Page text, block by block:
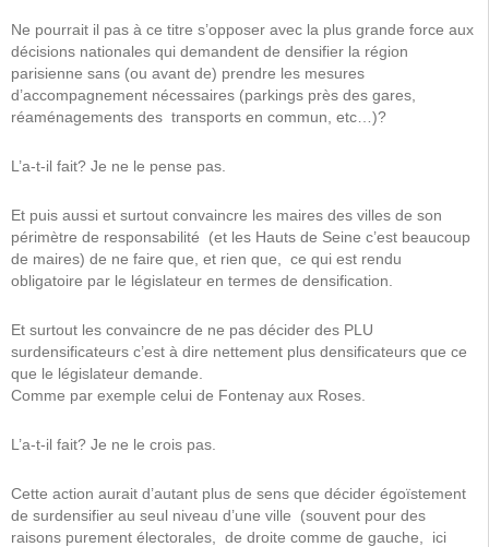
Ne pourrait il pas à ce titre s’opposer avec la plus grande force aux
décisions nationales qui demandent de densifier la région
parisienne sans (ou avant de) prendre les mesures
d’accompagnement nécessaires (parkings près des gares,
réaménagements des transports en commun, etc…)?
L’a-t-il fait? Je ne le pense pas.
Et puis aussi et surtout convaincre les maires des villes de son
périmètre de responsabilité (et les Hauts de Seine c’est beaucoup
de maires) de ne faire que, et rien que, ce qui est rendu
obligatoire par le législateur en termes de densification.
Et surtout les convaincre de ne pas décider des PLU
surdensificateurs c’est à dire nettement plus densificateurs que ce
que le législateur demande.
Comme par exemple celui de Fontenay aux Roses.
L’a-t-il fait? Je ne le crois pas.
Cette action aurait d’autant plus de sens que décider égoïstement
de surdensifier au seul niveau d’une ville (souvent pour des
raisons purement électorales, de droite comme de gauche, ici